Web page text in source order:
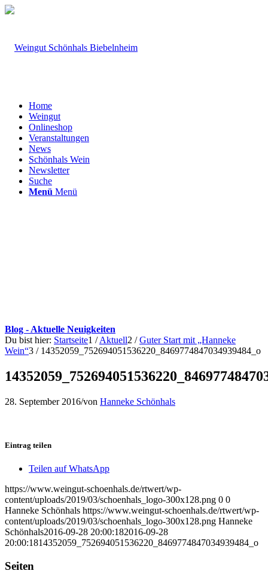
Home
Weingut
Onlineshop
Veranstaltungen
News
Schönhals Wein
Newsletter
Suche
Menü Menü
Blog - Aktuelle Neuigkeiten
Du bist hier: Startseite1 / Aktuell2 / Guter Start mit „Hanneke
Wein“3 / 14352059_752694051536220_8469774847034939484_o
28. September 2016/von Hanneke Schönhals
Eintrag teilen
Teilen auf WhatsApp
https://www.weingut-schoenhals.de/rtwert/wp-
content/uploads/2019/03/schoenhals_logo-300x128.png 0 0
Hanneke Schönhals https://www.weingut-schoenhals.de/rtwert/wp-
content/uploads/2019/03/schoenhals_logo-300x128.png Hanneke
Schönhals2016-09-28 20:00:182016-09-28
20:00:1814352059_752694051536220_8469774847034939484_o
Seiten